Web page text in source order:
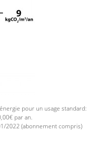
pour un usage standard:
par an.
2022 (abonnement compris)